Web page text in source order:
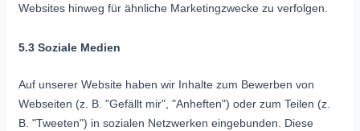
Websites hinweg für ähnliche Marketingzwecke zu verfolgen.
5.3 Soziale Medien
Auf unserer Website haben wir Inhalte zum Bewerben von
Webseiten (z. B. "Gefällt mir", "Anheften") oder zum Teilen (z.
B. "Tweeten") in sozialen Netzwerken eingebunden. Diese